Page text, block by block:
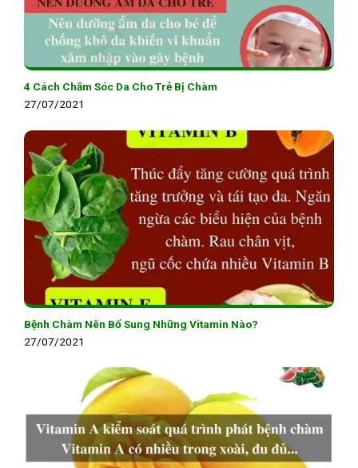
4 Cách Chăm Sóc Da Cho Trẻ Bị Chàm
27/07/2021
Bệnh Chàm Nên Bổ Sung Những Vitamin Nào?
27/07/2021